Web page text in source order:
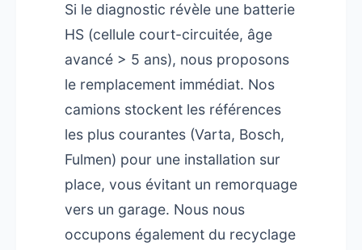
Si le diagnostic révèle une batterie
HS (cellule court-circuitée, âge
avancé > 5 ans), nous proposons
le remplacement immédiat. Nos
camions stockent les références
les plus courantes (Varta, Bosch,
Fulmen) pour une installation sur
place, vous évitant un remorquage
vers un garage. Nous nous
occupons également du recyclage